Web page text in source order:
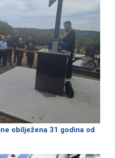
obilježena 31 godina od